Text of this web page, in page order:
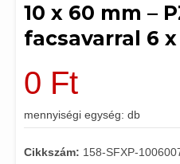
10 x 60 mm –
facsavarral 6
0 Ft
mennyiségi egység: db
Cikkszám: 158-SFXP-